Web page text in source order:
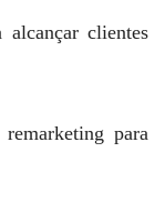
alcançar clientes
para